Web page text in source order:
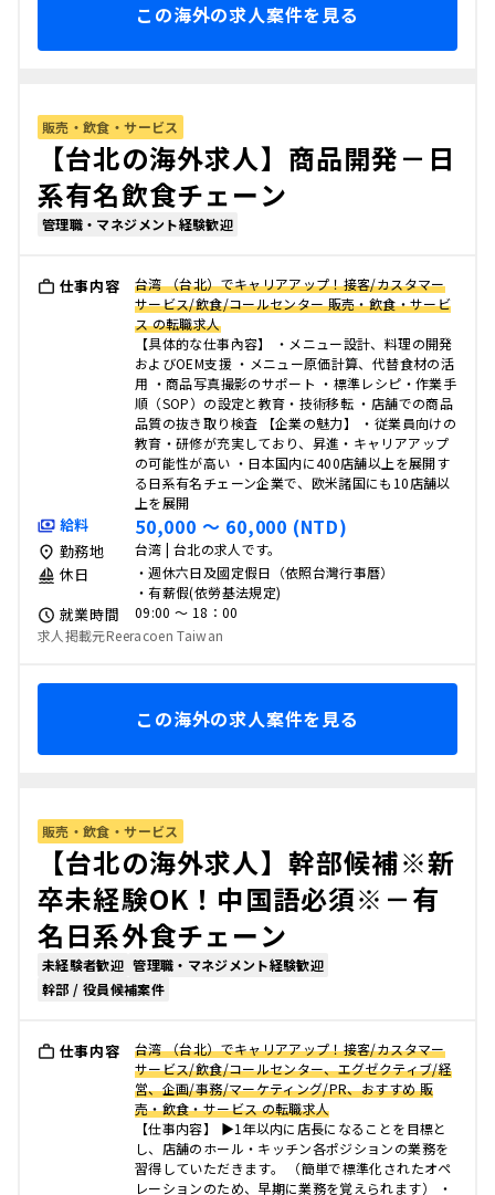
この海外の求人案件を見る
販売・飲食・サービス
【台北の海外求人】商品開発－日
系有名飲食チェーン
管理職・マネジメント経験歓迎
仕事内容
台湾 （台北）でキャリアアップ！接客/カスタマー
サービス/飲食/コールセンター 販売・飲食・サービ
ス の転職求人
【具体的な仕事內容】 ・メニュー設計、料理の開発
およびOEM支援 ・メニュー原価計算、代替食材の活
用 ・商品写真撮影のサポート ・標準レシピ・作業手
順（SOP）の設定と教育・技術移転 ・店舗での商品
品質の抜き取り検査 【企業の魅力】 ・従業員向けの
教育・研修が充実しており、昇進・キャリアアップ
の可能性が高い ・日本国内に400店舗以上を展開す
る日系有名チェーン企業で、欧米諸国にも10店舗以
上を展開
給料 50,000 〜 60,000 (NTD)
勤務地 台湾 | 台北の求人です。
休日
・週休六日及國定假日（依照台灣行事曆）
・有薪假(依勞基法規定)
就業時間
09:00 〜 18：00
求人掲載元Reeracoen Taiwan
この海外の求人案件を見る
販売・飲食・サービス
【台北の海外求人】幹部候補※新
卒未経験OK！中国語必須※－有
名日系外食チェーン
未経験者歓迎 管理職・マネジメント経験歓迎
幹部 / 役員候補案件
仕事内容
台湾 （台北）でキャリアアップ！接客/カスタマー
サービス/飲食/コールセンター、エグゼクティブ/経
営、企画/事務/マーケティング/PR、おすすめ 販
売・飲食・サービス の転職求人
【仕事内容】 ▶1年以内に店長になることを目標と
し、店舗のホール・キッチン各ポジションの業務を
習得していただきます。 （簡単で標準化されたオペ
レーションのため、早期に業務を覚えられます） ・